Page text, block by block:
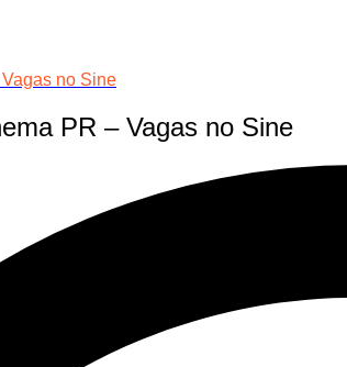
no Sine
PR – Vagas no Sine